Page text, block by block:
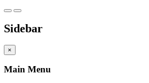
Sidebar
×
Main Menu